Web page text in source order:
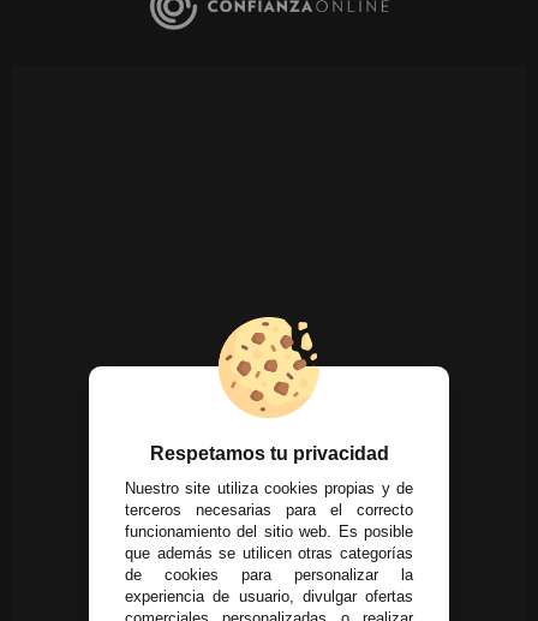
Respetamos tu privacidad
Nuestro site utiliza cookies propias y de
terceros necesarias para el correcto
funcionamiento del sitio web. Es posible
que además se utilicen otras categorías
de cookies para personalizar la
experiencia de usuario, divulgar ofertas